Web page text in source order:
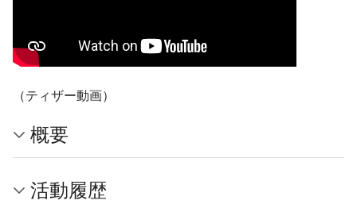
（ティザー動画）
概要
活動履歴